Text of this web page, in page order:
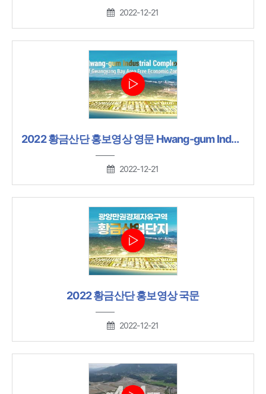
2022-12-21
2022 황금산단 홍보영상 영문 Hwang-gum Industrial Complex
2022-12-21
2022 황금산단 홍보영상 국문
2022-12-21